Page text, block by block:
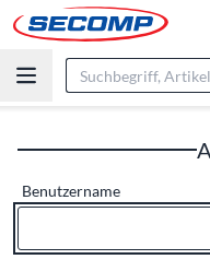
Benutzername